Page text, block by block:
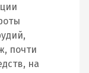
почти
на